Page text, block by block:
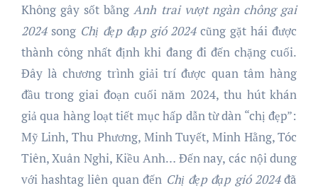
Không gây sốt bằng Anh trai vượt ngàn chông gai
2024 song Chị đẹp đạp gió 2024cũng gặt hái được
thành công nhất định khi đang đi đến chặng cuối.
Đây là chương trình giải trí được quan tâm hàng
đầu trong giai đoạn cuối năm 2024, thu hút khán
giả qua hàng loạt tiết mục hấp dẫn từ dàn “chị đẹp”:
Mỹ Linh, Thu Phương, Minh Tuyết, Minh Hằng, Tóc
Tiên, Xuân Nghi, Kiều Anh… Đến nay, các nội dung
với hashtag liên quan đến Chị đẹp đạp gió 2024đã